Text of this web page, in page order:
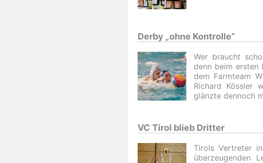
Derby „ohne Kontrolle“
Wer braucht
denn beim ersten
dem Farmteam
Richard Kössler
glänzte dennoch
VC Tirol blieb Dritter
Tirols Vertreter
überzeugenden